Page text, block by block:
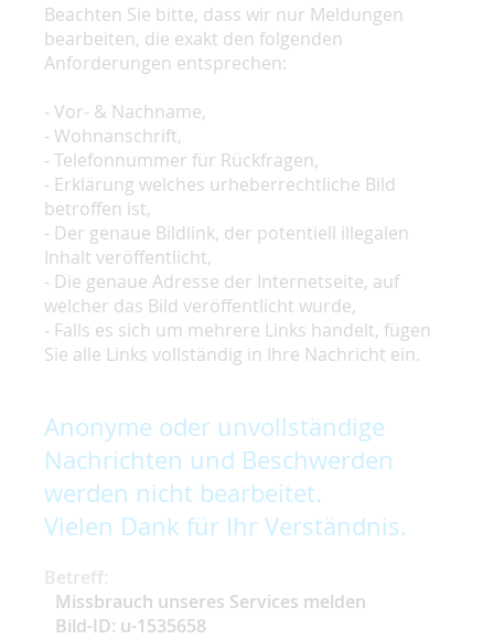
Beachten Sie bitte, dass wir nur Meldungen
bearbeiten, die exakt den folgenden
Anforderungen entsprechen:
- Vor- & Nachname,
- Wohnanschrift,
- Telefonnummer für Rückfragen,
- Erklärung welches urheberrechtliche Bild
betroffen ist,
- Der genaue Bildlink, der potentiell illegalen
Inhalt veröffentlicht,
- Die genaue Adresse der Internetseite, auf
welcher das Bild veröffentlicht wurde,
- Falls es sich um mehrere Links handelt, fügen
Sie alle Links vollständig in Ihre Nachricht ein.
Anonyme oder unvollständige
Nachrichten und Beschwerden
werden nicht bearbeitet.
Vielen Dank für Ihr Verständnis.
Betreff:
Missbrauch unseres Services melden
Bild-ID: u-1535658